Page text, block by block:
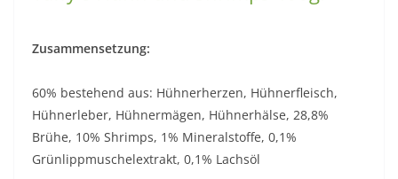
Zusammensetzung:
60% bestehend aus: Hühnerherzen, Hühnerfleisch,
Hühnerleber, Hühnermägen, Hühnerhälse, 28,8%
Brühe, 10% Shrimps, 1% Mineralstoffe, 0,1%
Grünlippmuschelextrakt, 0,1% Lachsöl